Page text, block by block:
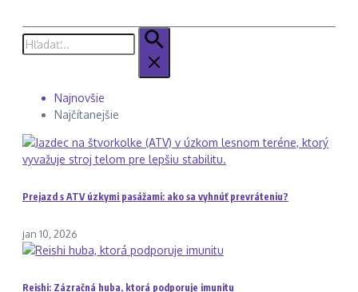
Hľadať:
Najnovšie
Najčítanejšie
Prejazd s ATV úzkymi pasážami: ako sa vyhnúť prevráteniu?
jan 10, 2026
Reishi: Zázračná huba, ktorá podporuje imunitu